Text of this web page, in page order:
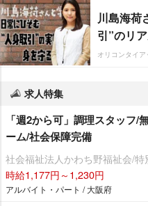
川島海荷
引”のリ
オリコンタイア
求人特集
「週2から可」調理スタッフ
ーム/社会保障完備
社会福祉法人かわち野福祉会/
時給1,177円～1,230円
アルバイト・パート / 大阪府